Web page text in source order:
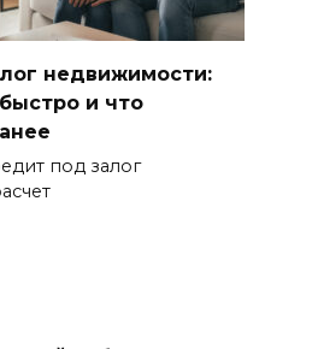
недвижимости:
и что
под залог